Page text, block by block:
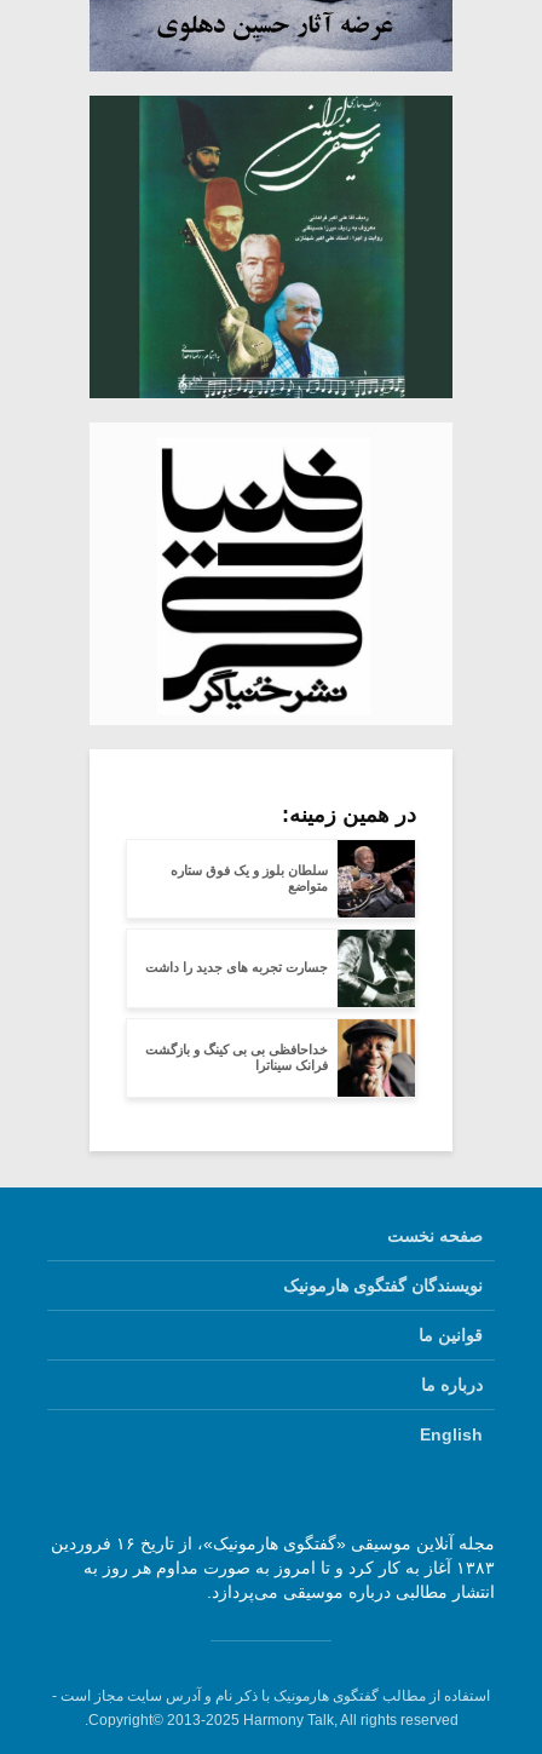
در همین زمینه:
سلطان بلوز و یک فوق ستاره
متواضع
جسارت تجربه های جدید را داشت
خداحافظی بی بی کینگ و بازگشت
فرانک سیناترا
صفحه نخست
نویسندگان گفتگوی هارمونیک
قوانین ما
درباره ما
English
مجله آنلاین موسیقی «گفتگوی هارمونیک»، از تاریخ ۱۶ فروردین
۱۳۸۳ آغاز به کار کرد و تا امروز به صورت مداوم هر روز به
انتشار مطالبی درباره موسیقی می‌پردازد.
استفاده از مطالب گفتگوی هارمونیک با ذکر نام و آدرس سایت مجاز است -
Copyright© 2013-2025 Harmony Talk, All rights reserved.